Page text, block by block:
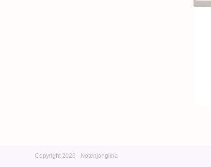
Copyright 2026 - Notenjonglina